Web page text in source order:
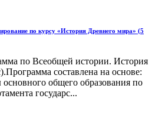
по курсу «История Древнего мира» (5
по Всеобщей истории. История
составлена на основе:
общего образования по
государс...